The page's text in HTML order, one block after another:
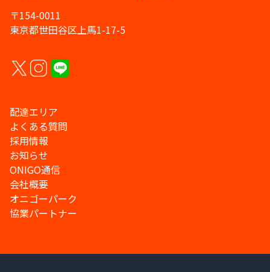
〒154-0011
東京都世田谷区上馬1-17-5
配達エリア
よくある質問
採用情報
お知らせ
ONIGO通信
会社概要
オニゴーパーク
協業パートナー